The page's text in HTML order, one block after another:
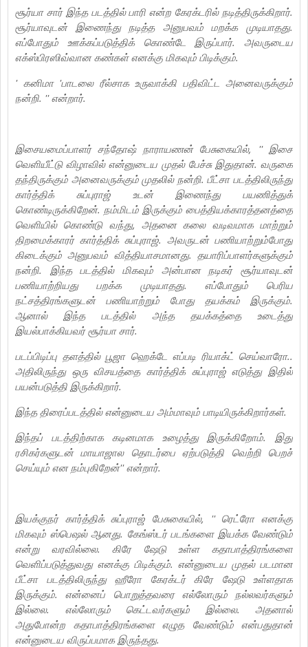
சூர்யா சார் இந்த படத்தில் பாரி என்ற கேரக்டரில் நடித்திருக்கிறார்.
சூர்யாவுடன் இணைந்து நடித்த அனுபவம் மறக்க முடியாதது.
எப்போதும் ஊக்கப்படுத்திக் கொண்டே இருப்பார். அவருடைய
எக்ஸ்பிரஸிவ்வான கண்கள் எனக்கு மிகவும் பிடிக்கும்.
' கனிமா 'பாடலை ரீல்சாக உருவாக்கி பதிவிட்ட அனைவருக்கும்
நன்றி.‌ '' என்றார்.
இசையமைப்பாளர் சந்தோஷ் நாராயணன் பேசுகையில், '' இசை
வெளியீட்டு விழாவில் என்னுடைய முதல் பேச்சு இதுதான். வருகை
தந்திருக்கும் அனைவருக்கும் முதலில் நன்றி. பீட்சா படத்திலிருந்து
கார்த்திக் சுப்புராஜ் உடன் இணைந்து பயணித்துக்
கொண்டிருக்கிறேன். நம்மிடம் இருக்கும் பைத்தியக்காரத்தனத்தை
வெளியில் கொண்டு வந்து, அதனை கலை வடிவமாக மாற்றும்
திறமைக்காரர் கார்த்திக் சுப்புராஜ். அவருடன் பணியாற்றும்போது
கிடைக்கும் அனுபவம் வித்தியாசமானது. தயாரிப்பாளர்களுக்கும்
நன்றி. இந்த படத்தில் மிகவும் அன்பான நடிகர் சூர்யாவுடன்
பணியாற்றியது பறக்க முடியாதது. எப்போதும் பெரிய
நட்சத்திரங்களுடன் பணியாற்றும் போது தயக்கம் இருக்கும்.
ஆனால் இந்த படத்தில் அந்த தயக்கத்தை உடைத்து
இயல்பாக்கியவர் சூர்யா சார்.
படப்பிடிப்பு தளத்தில் பூஜா ஹெக்டே எப்படி ரியாக்ட் செய்வாரோ..
அதிலிருந்து ஒரு விசயத்தை கார்த்திக் சுப்புராஜ் எடுத்து இதில்
பயன்படுத்தி இருக்கிறார்.
இந்த திரைப்படத்தில் என்னுடைய அம்மாவும் பாடியிருக்கிறார்கள்.
இந்தப் படத்திற்காக கடினமாக உழைத்து இருக்கிறோம். இது
ரசிகர்களுடன் மாயாஜால தொடர்பை ஏற்படுத்தி வெற்றி பெறச்
செய்யும் என நம்புகிறேன்'' என்றார்.
இயக்குநர் கார்த்திக் சுப்புராஜ் பேசுகையில், '' ரெட்ரோ எனக்கு
மிகவும் ஸ்பெஷல் ஆனது. கேங்ஸ்டர் படங்களை இயக்க வேண்டும்
என்று வரவில்லை. கிரே ஷேடு உள்ள கதாபாத்திரங்களை
வெளிப்படுத்துவது எனக்கு பிடிக்கும். என்னுடைய முதல் படமான
பீட்சா படத்திலிருந்து ஹீரோ கேரக்டர் கிரே ஷேடு உள்ளதாக
இருக்கும். என்னைப் பொறுத்தவரை எல்லோரும் நல்லவர்களும்
இல்லை. எல்லோரும் கெட்டவர்களும் இல்லை. அதனால்
அதுபோன்ற கதாபாத்திரங்களை எழுத வேண்டும் என்பதுதான்
என்னுடைய விருப்பமாக இருந்தது.